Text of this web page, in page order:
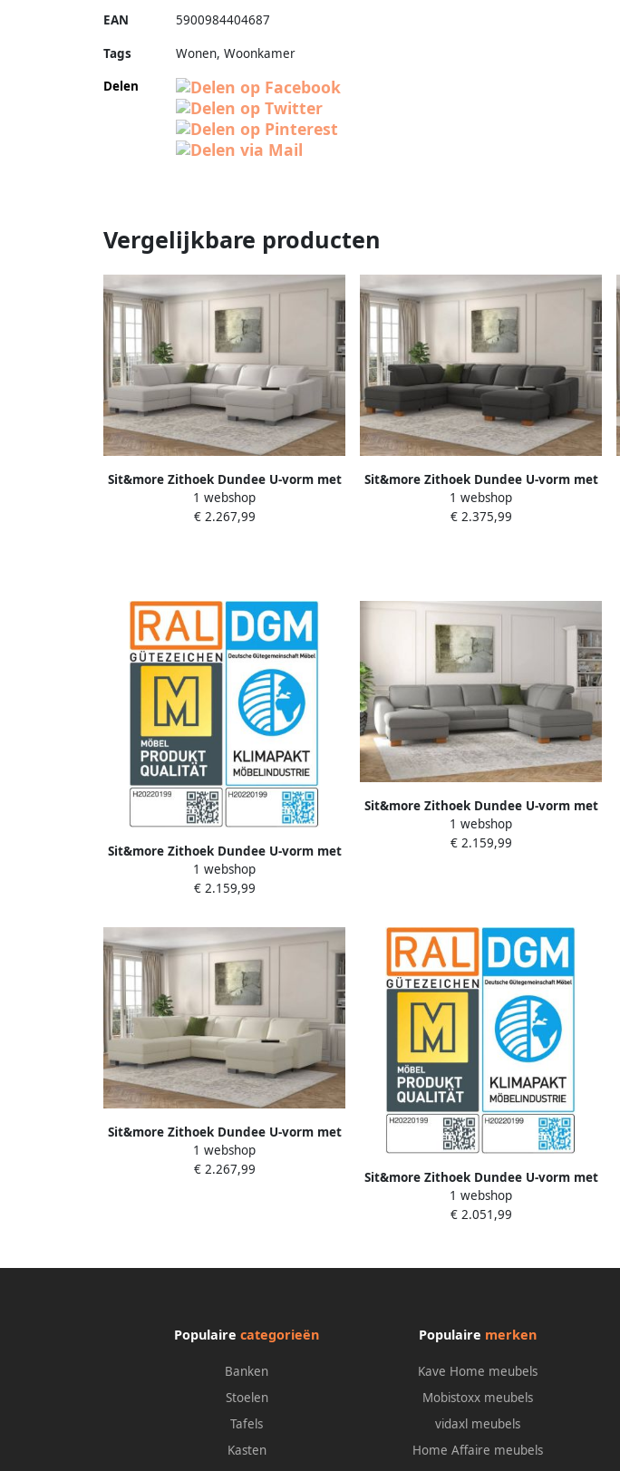
EAN 5900984404687
Tags
Wonen, Woonkamer
Delen
Vergelijkbare producten
Sit&more Zithoek Dundee U-vorm met
binnenvering en edelstalen poten naar
keuze met verstelbare hoofdsteun
1 webshop
€ 2.267,99
Sit&more Zithoek Dundee U-vorm met
binnenvering en massief houten poten
naar keuze met verstelbare
1 webshop
€ 2.375,99
Sit&more Zithoek Dundee U-vorm met
binnenvering en edelstalen poten naar
keuze met verstelbare hoofdsteun
1 webshop
€ 2.159,99
Sit&more Zithoek Dundee U-vorm met
binnenvering en massief houten poten
naar keuze met verstelbare
1 webshop
€ 2.159,99
Sit&more Zithoek Dundee U-vorm met
binnenvering en edelstalen poten naar
keuze met verstelbare hoofdsteun
1 webshop
€ 2.267,99
Sit&more Zithoek Dundee U-vorm met
binnenvering en massief houten poten
naar keuze met verstelbare
1 webshop
€ 2.051,99
Populairecategorieën
Banken
Stoelen
Tafels
Kasten
Populaire merken
Kave Home meubels
Mobistoxx meubels
vidaxl meubels
Home Affaire meubels